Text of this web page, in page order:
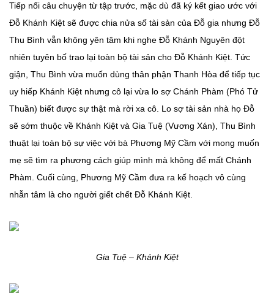
Tiếp nối câu chuyện từ tập trước, mặc dù đã ký kết giao ước với
Đỗ Khánh Kiệt sẽ được chia nửa số tài sản của Đỗ gia nhưng Đỗ
Thu Bình vẫn không yên tâm khi nghe Đỗ Khánh Nguyên đột
nhiên tuyên bố trao lại toàn bộ tài sản cho Đỗ Khánh Kiệt. Tức
giận, Thu Bình vừa muốn dùng thân phận Thanh Hòa để tiếp tục
uy hiếp Khánh Kiệt nhưng cô lại vừa lo sợ Chánh Phàm (Phó Tử
Thuần) biết được sự thật mà rời xa cô. Lo sợ tài sản nhà họ Đỗ
sẽ sớm thuộc về Khánh Kiệt và Gia Tuệ (Vương Xán), Thu Bình
thuật lại toàn bộ sự việc với bà Phương Mỹ Cầm với mong muốn
mẹ sẽ tìm ra phương cách giúp mình mà không để mất Chánh
Phàm. Cuối cùng, Phương Mỹ Cầm đưa ra kế hoạch vô cùng
nhẫn tâm là cho người giết chết Đỗ Khánh Kiệt.
Gia Tuệ – Khánh Kiệt